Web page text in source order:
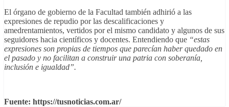
El órgano de gobierno de la Facultad también adhirió a las
expresiones de repudio por las descalificaciones y
amedrentamientos, vertidos por el mismo candidato y algunos de sus
seguidores hacia científicos y docentes. Entendiendo que “estas
expresiones son propias de tiempos que parecían haber quedado en
el pasado y no facilitan a construir una patria con soberanía,
inclusión e igualdad”.
Fuente: https://tusnoticias.com.ar/